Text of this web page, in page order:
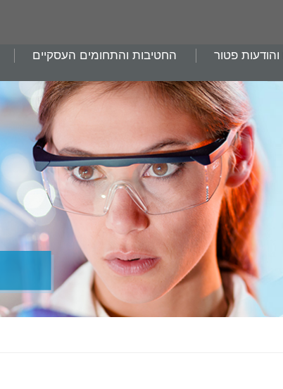
פטור החטיבות והתחומים העסקיים